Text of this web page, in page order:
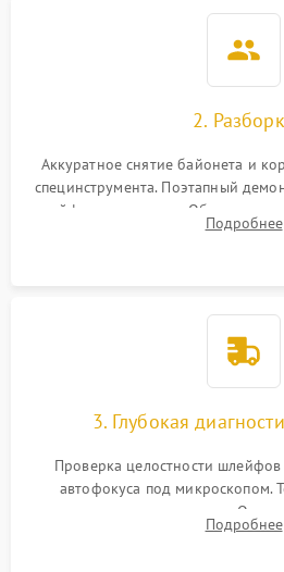
2.
Аккуратное снятие байонета и
специнструмента. Поэтапный
шлейфов и приводов.
линзовых групп для сохранения
Подробнее
3. Глубокая
Проверка целостности
автофокуса под микроскопом.
электромагнитного привода.
от пыли, следов влаги иПодробнее